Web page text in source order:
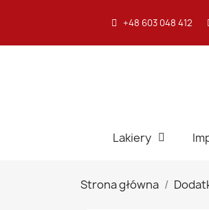
+48 603 048 412
Lakiery
Strona główna